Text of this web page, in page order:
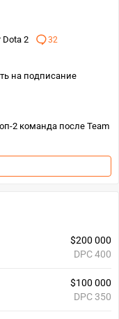
2
32
на подписание
2 команда после Team
$200 000
DPC 400
$100 000
DPC 350